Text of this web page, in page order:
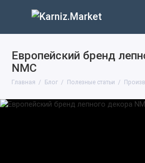
Европейский бренд
NMC
Главная Блог Полезные статьи